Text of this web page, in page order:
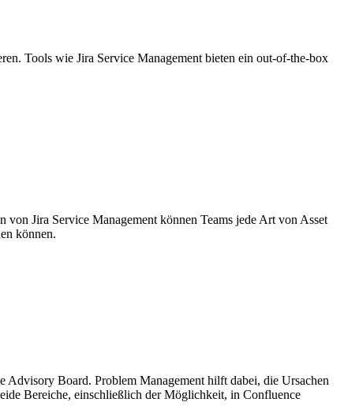
Tools wie Jira Service Management bieten ein out-of-the-box
Jira Service Management können Teams jede Art von Asset
können.
Advisory Board. Problem Management hilft dabei, die Ursachen
Bereiche, einschließlich der Möglichkeit, in Confluence